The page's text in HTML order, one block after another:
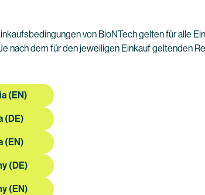
von BioNTech gelten für alle
nach dem für den jeweiligen Einkauf geltenden
(EN)
(DE)
(EN)
(DE)
(EN)